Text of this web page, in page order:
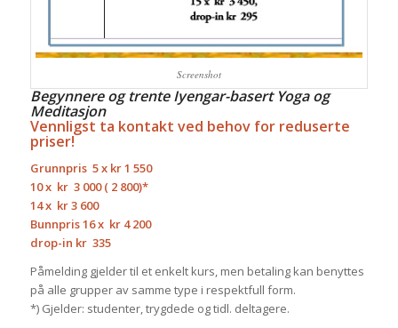
Screenshot
Begynnere og trente Iyengar-basert Yoga og
Meditasjon
Vennligst ta kontakt ved behov for reduserte
priser!
Grunnpris 5 x kr 1 550
10 x kr 3 000 ( 2 800)*
14 x kr 3 600
Bunnpris 16 xkr 4 200
drop-in kr 335
Påmelding gjelder til et enkelt kurs, men betaling kan benyttes
på alle grupper av samme type i respektfull form.
*) Gjelder: studenter, trygdede og tidl. deltagere.